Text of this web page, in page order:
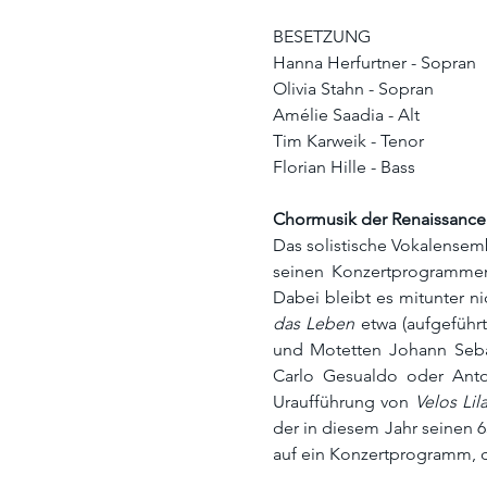
BESETZUNG
Hanna Herfurtner - Sopran
Olivia Stahn - Sopran
Amélie Saadia - Alt
Tim Karweik - Tenor
Florian Hille - Bass
Chormusik der
Das solistische
seinen
Dabei bleibt es mitunter
das Leben etwa
und Motetten Johann
Carlo Gesualdo oder
Uraufführung von Velos
der in diesem Jahr seinen
auf ein Konzertprogramm,